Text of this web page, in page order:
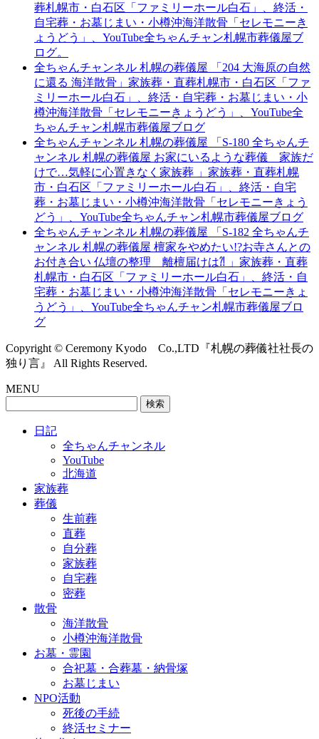
葬札幌市・白石区「ファミリーホール白石」、終活・
自宅葬・お墓じまい・小樽沖海洋散骨「セレモニーき
ょうどう」、YouTube全ちゃんチャン札幌市葬儀屋ブ
ログ。
全ちゃんチャンネル 札幌の葬儀屋 「204 大海原の自然
に還る 海洋散骨」家族葬・直葬札幌市・白石区「ファ
ミリーホール白石」、終活・自宅葬・お墓じまい・小
樽沖海洋散骨「セレモニーきょうどう」、YouTube全
ちゃんチャン札幌市葬儀屋ブログ
全ちゃんチャンネル 札幌の葬儀屋 「S-180 全ちゃんチ
ャンネル 札幌の葬儀屋 お家にいるような葬儀 家族だ
けで…気軽に心置きなく家族葬 」家族葬・直葬札幌
市・白石区「ファミリーホール白石」、終活・自宅
葬・お墓じまい・小樽沖海洋散骨「セレモニーきょう
どう」、YouTube全ちゃんチャン札幌市葬儀屋ブログ
全ちゃんチャンネル 札幌の葬儀屋 「S-182 全ちゃんチ
ャンネル 札幌の葬儀屋 檀家をやめたい!?お寺さんとの
お付き合い 仏壇の整理 離檀届けは⁈ 」家族葬・直葬
札幌市・白石区「ファミリーホール白石」、終活・自
宅葬・お墓じまい・小樽沖海洋散骨「セレモニーきょ
うどう」、YouTube全ちゃんチャン札幌市葬儀屋ブロ
グ
Copyright © Ceremony Kyodo Co.,LTD『札幌の葬儀社社長の
独り言』 All Rights Reserved.
MENU
日記
全ちゃんチャンネル
YouTube
北海道
家族葬
葬儀
生前葬
直葬
自分葬
家族葬
自宅葬
密葬
散骨
海洋散骨
小樽沖海洋散骨
お墓・霊園
合祀墓・合葬墓・納骨塚
お墓じまい
NPO活動
死後の手続
終活セミナー